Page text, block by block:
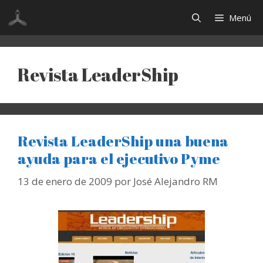
Saltar
contenido
Menú
Revista LeaderShip
Revista LeaderShip una buena
ayuda para el ejecutivo Pyme
13 de enero de 2009 por José Alejandro RM